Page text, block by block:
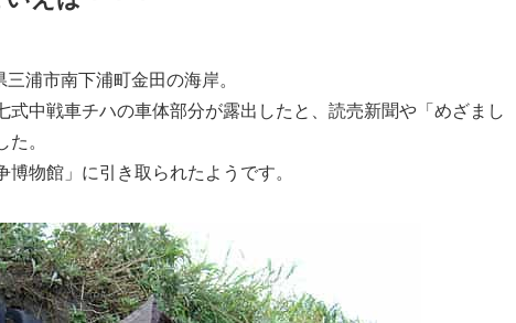
浦市南下浦町金田の海岸。
中戦車チハの車体部分が露出したと、読売新聞や「めざまし
。
物館」に引き取られたようです。